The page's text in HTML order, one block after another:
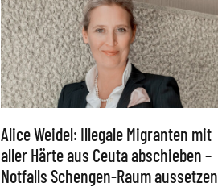
Alice Weidel: Illegale Migranten mit
aller Härte aus Ceuta abschieben –
Notfalls Schengen-Raum aussetzen